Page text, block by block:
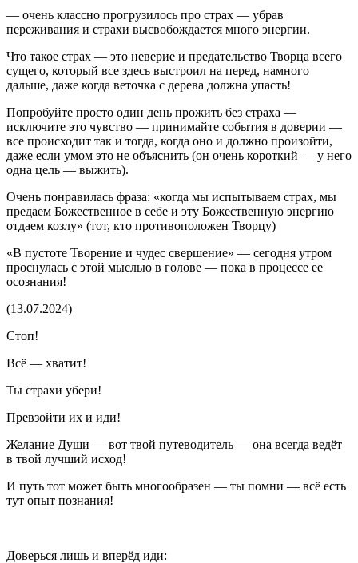
— очень классно прогрузилось про страх — убрав
переживания и страхи высвобождается много энергии.
Что такое страх — это неверие и предательство Творца всего
сущего, который все здесь выстроил на перед, намного
дальше, даже когда веточка с дерева должна упасть!
Попробуйте просто один день прожить без страха —
исключите это чувство — принимайте события в доверии —
все происходит так и тогда, когда оно и должно произойти,
даже если умом это не объяснить (он очень короткий — у него
одна цель — выжить).
Очень понравилась фраза: «когда мы испытываем страх, мы
предаем Божественное в себе и эту Божественную энергию
отдаем козлу» (тот, кто противоположен Творцу)
«В пустоте Творение и чудес свершение» — сегодня утром
проснулась с этой мыслью в голове — пока в процессе ее
осознания!
(13.07.2024)
Стоп!
Всё — хватит!
Ты страхи убери!
Превзойти их и иди!
Желание Души — вот твой путеводитель — она всегда ведёт
в твой лучший исход!
И путь тот может быть многообразен — ты помни — всё есть
тут опыт познания!
Доверься лишь и вперёд иди: